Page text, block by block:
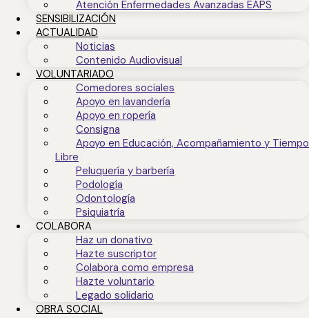
Atención Enfermedades Avanzadas EAPS
SENSIBILIZACIÓN
ACTUALIDAD
Noticias
Contenido Audiovisual
VOLUNTARIADO
Comedores sociales
Apoyo en lavandería
Apoyo en ropería
Consigna
Apoyo en Educación, Acompañamiento y Tiempo
Libre
Peluquería y barbería
Podología
Odontología
Psiquiatría
COLABORA
Haz un donativo
Hazte suscriptor
Colabora como empresa
Hazte voluntario
Legado solidario
OBRA SOCIAL